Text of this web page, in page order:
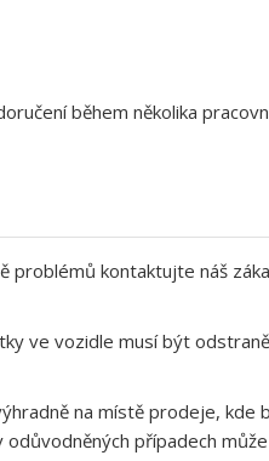
během několika
kontaktujte náš
ve vozidle musí být
na místě prodeje,
případech